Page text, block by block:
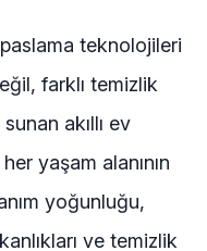
teknolojileri
farklı temizlik
akıllı ev
yaşam alanının
yoğunluğu,
ve temizlik